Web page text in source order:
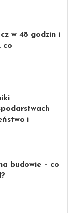
w 48 godzin i
co
i
budowie – co